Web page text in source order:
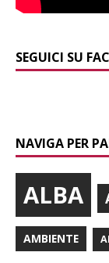
SEGUICI SU
NAVIGA PER
ALBA
AMBIENTE